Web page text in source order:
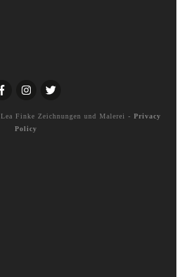
Lea Finke Zeichnungen und Malerei - Privacy
Policy